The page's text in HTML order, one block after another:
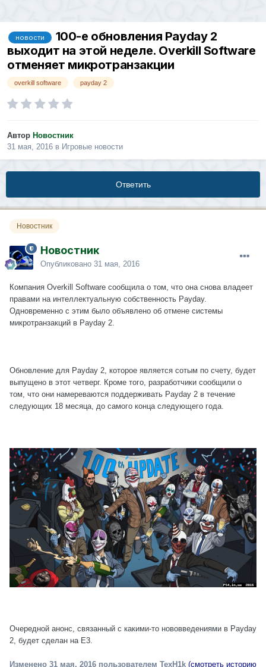
новости
100-е обновления Payday 2
выходит на этой неделе. Overkill Software
отменяет микротранзакции
overkill software payday 2
Автор Новостник
31 мая, 2016 в Игровые новости
Ответить
Новостник
Новостник
Опубликовано 31 мая, 2016
Компания Overkill Software сообщила о том, что она снова владеет
правами на интеллектуальную собственность Payday.
Одновременно с этим было объявлено об отмене системы
микротранзакций в Payday 2.
Обновление для Payday 2, которое является сотым по счету, будет
выпущено в этот четверг. Кроме того, разработчики сообщили о
том, что они намереваются поддерживать Payday 2 в течение
следующих 18 месяца, до самого конца следующего года.
Очередной анонс, связанный с какими-то нововведениями в Payday
2, будет сделан на Е3.
Изменено 31 мая, 2016 пользователем TexH1k (смотреть историю